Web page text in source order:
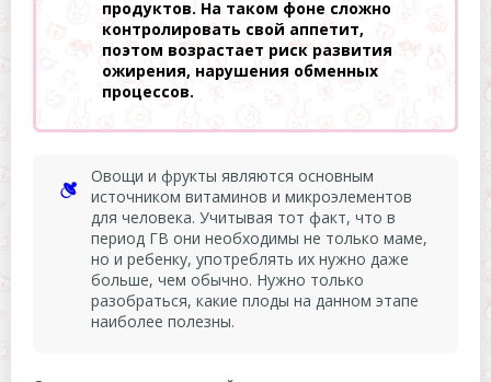
продуктов. На таком фоне сложно
контролировать свой аппетит,
поэтом возрастает риск развития
ожирения, нарушения обменных
процессов.
Овощи и фрукты являются основным
источником витаминов и микроэлементов
для человека. Учитывая тот факт, что в
период ГВ они необходимы не только маме,
но и ребенку, употреблять их нужно даже
больше, чем обычно. Нужно только
разобраться, какие плоды на данном этапе
наиболее полезны.